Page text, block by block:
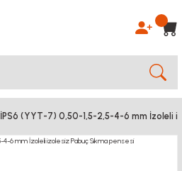
İPS6 (YYT-7) 0,50-1,5-2,5-4-6 mm İzoleli